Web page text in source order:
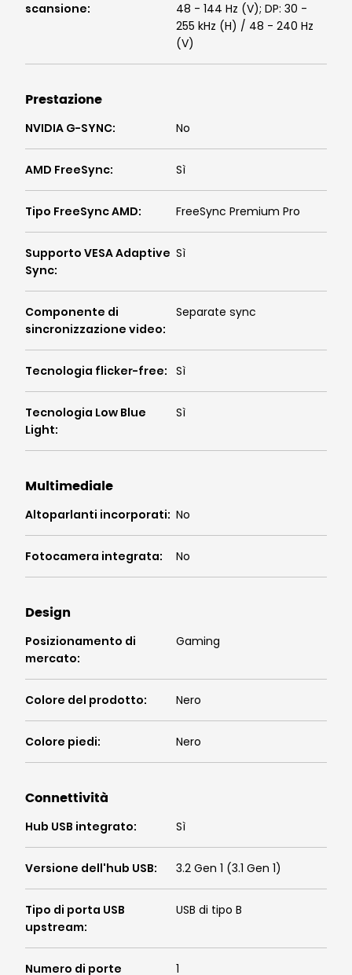
scansione:
48 - 144 Hz (V); DP: 30 -
255 kHz (H) / 48 - 240 Hz
(V)
Prestazione
NVIDIA G-SYNC: No
AMD FreeSync: Sì
Tipo FreeSync AMD: FreeSync Premium Pro
Supporto VESA Adaptive
Sync:
Sì
Componente di
sincronizzazione video:
Separate sync
Tecnologia flicker-free: Sì
Tecnologia Low Blue
Light:
Sì
Multimediale
Altoparlanti incorporati: No
Fotocamera integrata: No
Design
Posizionamento di
mercato:
Gaming
Colore del prodotto: Nero
Colore piedi: Nero
Connettività
Hub USB integrato: Sì
Versione dell'hub USB: 3.2 Gen 1 (3.1 Gen 1)
Tipo di porta USB
upstream:
USB di tipo B
Numero di porte 1